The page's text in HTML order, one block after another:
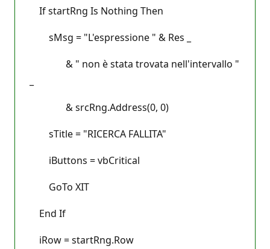
If startRng Is Nothing Then
sMsg = "L'espressione " & Res _
& " non è stata trovata nell'intervallo "
& srcRng.Address(0, 0)
sTitle = "RICERCA FALLITA"
iButtons = vbCritical
GoTo XIT
End If
iRow = startRng.Row